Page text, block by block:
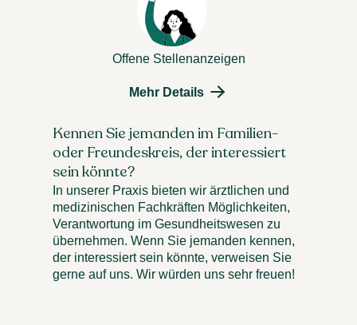
Offene Stellenanzeigen
Mehr Details
Kennen Sie jemanden im Familien-
oder Freundeskreis, der interessiert
sein könnte?
In unserer Praxis bieten wir ärztlichen und
medizinischen Fachkräften Möglichkeiten,
Verantwortung im Gesundheitswesen zu
übernehmen. Wenn Sie jemanden kennen,
der interessiert sein könnte, verweisen Sie
gerne auf uns. Wir würden uns sehr freuen!